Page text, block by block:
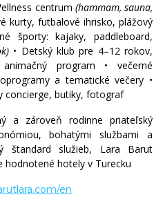
centrum (hammam, sauna,
kurty, futbalové ihrisko, plážový
športy: kajaky, paddleboard,
• Detský klub pre 4–12 rokov,
program • večerné
a tematické večery •
concierge, butiky, fotograf
a zároveň rodinne priateľský
bohatými službami a
štandard služieb, Lara Barut
hodnotené hotely v Turecku
en